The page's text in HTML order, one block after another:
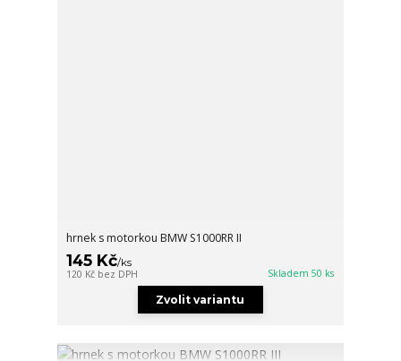
hrnek s motorkou BMW S1000RR II
145 Kč/ks
120 Kč bez DPH Skladem 50 ks
Zvolit variantu